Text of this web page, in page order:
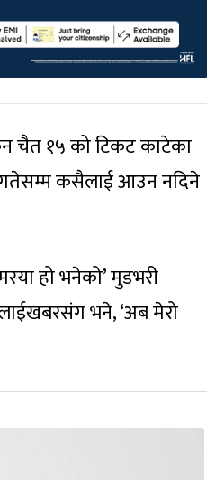
चैत १५ को टिकट काटेका
कसैलाई आउन नदिने
हो भनेको’ मुडभरी
भने, ‘अब मेरो